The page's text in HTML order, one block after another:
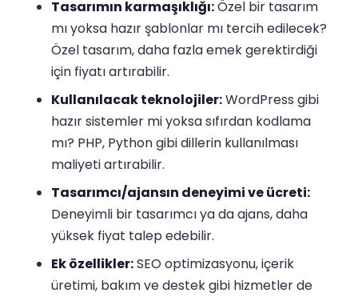
Tasarımın karmaşıklığı:Özel bir tasarım
mı yoksa hazır şablonlar mı tercih edilecek?
Özel tasarım, daha fazla emek gerektirdiği
için fiyatı artırabilir.
Kullanılacak teknolojiler:WordPress gibi
hazır sistemler mi yoksa sıfırdan kodlama
mı? PHP, Python gibi dillerin kullanılması
maliyeti artırabilir.
Tasarımcı/ajansın deneyimi ve ücreti:
Deneyimli bir tasarımcı ya da ajans, daha
yüksek fiyat talep edebilir.
Ek özellikler:SEO optimizasyonu, içerik
üretimi, bakım ve destek gibi hizmetler de